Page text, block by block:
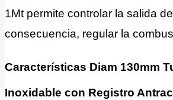
1Mt permite controlar la salida
consecuencia, regular la
Características Diam 130mm
Inoxidable con Registro